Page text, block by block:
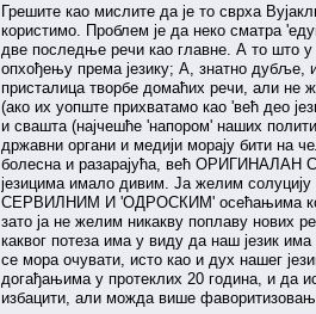
Грешите као мислите да је то сврха
користимо. Проблем је да неко сматра
две последње речи као главне. А то што у
опхођењу према језику; А, знатно дубље,
присталица творбе домаћих речи, али не
(ако их уопште прихватамо као 'већ део
и свашта (најчешће 'напором' наших
државни органи и медији морају бити на
болесна и разарајућа, већ
језицима имало дивим. Ја желим
СЕРВИЛНИМ И 'ОДРОСКИМ' осећањима која
зато ја не желим никакву поплаву нових
каквог потеза има у виду да наш језик
се мора очувати, исто као и дух нашег
догађањима у протеклих 20 година, и да
избацити, али можда више